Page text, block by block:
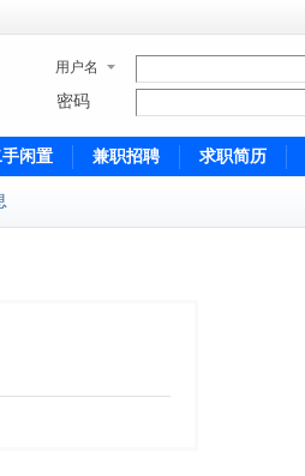
用户名
密码
闲置 兼职招聘 求职简历